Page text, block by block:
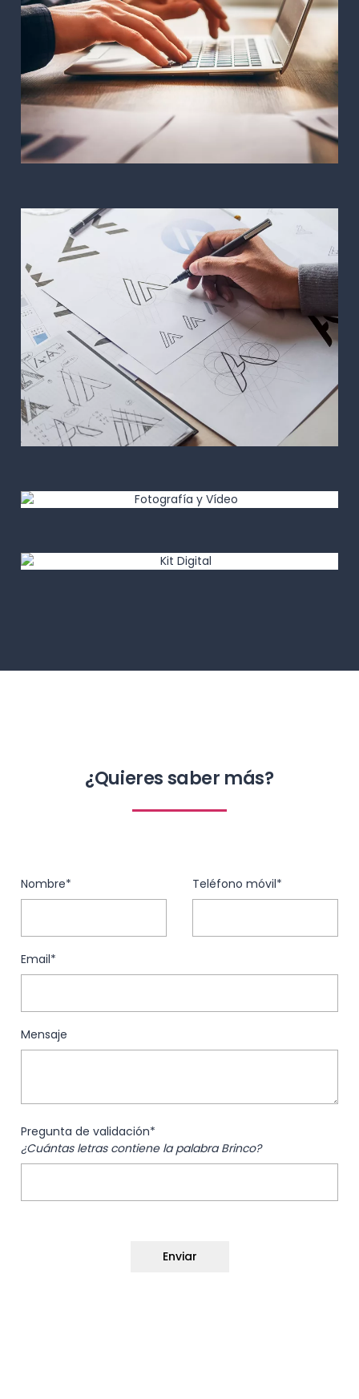
¿Quieres saber más?
Nombre* Teléfono móvil*
Email*
Mensaje
Pregunta de validación*
¿Cuántas letras contiene la palabra Brinco?